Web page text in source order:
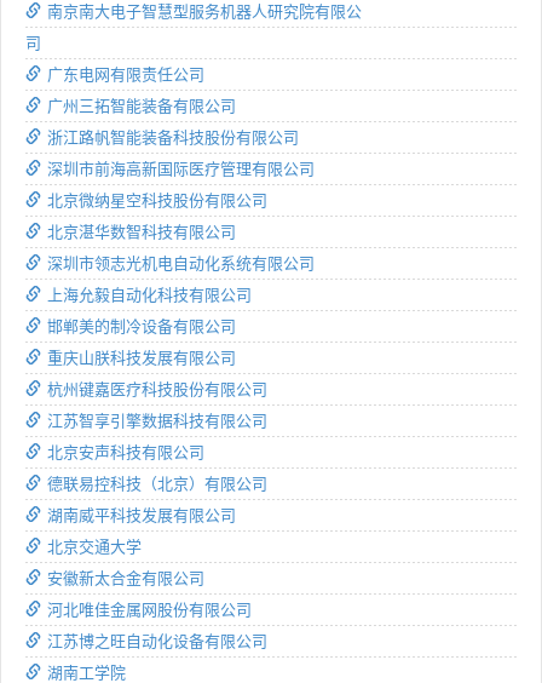
南京南大电子智慧型服务机器人研究院有限公
司
广东电网有限责任公司
广州三拓智能装备有限公司
浙江路帆智能装备科技股份有限公司
深圳市前海高新国际医疗管理有限公司
北京微纳星空科技股份有限公司
北京湛华数智科技有限公司
深圳市领志光机电自动化系统有限公司
上海允毅自动化科技有限公司
邯郸美的制冷设备有限公司
重庆山朕科技发展有限公司
杭州键嘉医疗科技股份有限公司
江苏智享引擎数据科技有限公司
北京安声科技有限公司
德联易控科技（北京）有限公司
湖南威平科技发展有限公司
北京交通大学
安徽新太合金有限公司
河北唯佳金属网股份有限公司
江苏博之旺自动化设备有限公司
湖南工学院